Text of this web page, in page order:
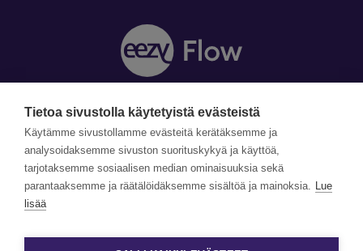
Y-tunnus: 1990870-5
Yhteystiedot »
Tilaa uutiskirje »
©Copyright Eezy Flow 2026
Evästetiedot ja käyttöehdot
Tietoa sivustolla käytetyistä evästeistä
Käytämme sivustollamme evästeitä kerätäksemme ja
analysoidaksemme sivuston suorituskykyä ja käyttöä,
tarjotaksemme sosiaalisen median ominaisuuksia sekä
parantaaksemme ja räätälöidäksemme sisältöä ja mainoksia. Lue
lisää